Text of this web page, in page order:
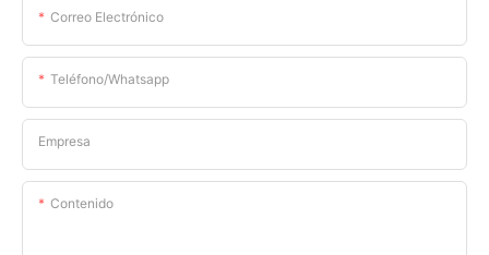
Correo Electrónico
Teléfono/whatsapp
Empresa
Contenido